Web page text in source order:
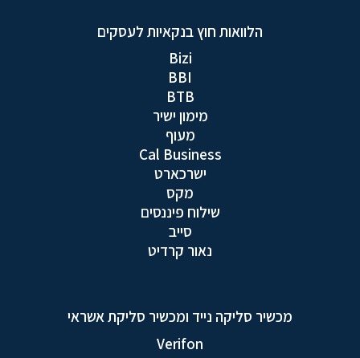
הלוואות חוץ בנקאיות לעסקים
Bizi
BBI
BTB
מימון ישיר
מעוף
Cal Business
ישרכארט
מקס
שילוח פיננסים
סייב
נאור קרדיט
מכשיר סליקה נייד ומכשיר סליקת אשראי
Verifon